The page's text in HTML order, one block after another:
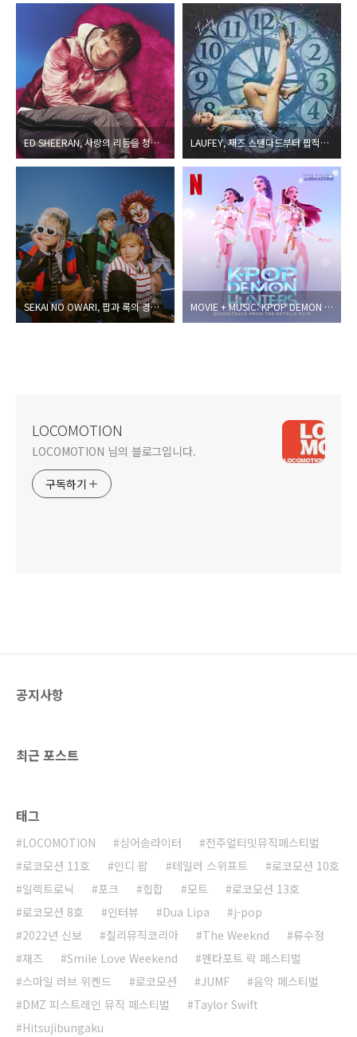
ED SHEERAN, 사랑의 리듬을 청량하게 들려주는 가을의 또 다른 이야기를 ‘Play’ 하다 LAUFEY, 재즈 스탠다드부터 팝적인 편곡까지 다양하고 더욱 달콤해진 그녀의 노래들
SEKAI NO OWARI, 팝과 록의 경계를 무의미하게 만드는 자신들만의 음악 세계를 구축한 밴드 MOVIE + MUSIC: KPOP DEMON HUNTERS
LOCOMOTION
LOCOMOTION 님의 블로그입니다.
구독하기
공지사항
최근 포스트
태그
LOCOMOTION 싱어송라이터
전주얼티밋뮤직페스티벌
로코모션 11호
인디 팝 테일러 스위프트
로코모션 10호
일렉트로닉
포크 힙합 모트
로코모션 13호
로코모션 8호
인터뷰 Dua Lipa
j-pop
2022년 신보
칠리뮤직코리아 The Weeknd
류수정
재즈
Smile Love Weekend
펜타포트 락 페스티벌
스마일 러브 위켄드
로코모션 JUMF
음악 페스티벌
DMZ 피스트레인 뮤직 페스티벌
Taylor Swift
Hitsujibungaku